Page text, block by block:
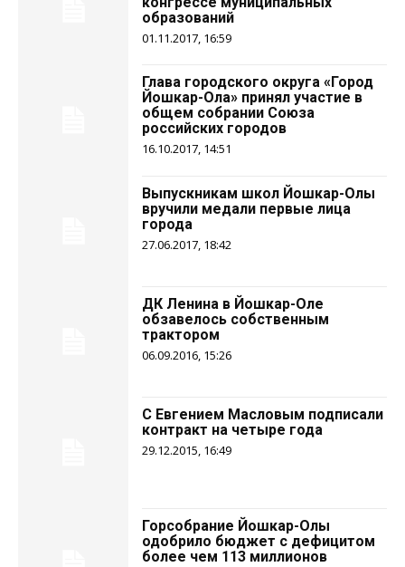
образований
01.11.2017, 16:59
Глава городского округа «Город
Йошкар-Ола» принял участие в
общем собрании Союза
российских городов
16.10.2017, 14:51
Выпускникам школ Йошкар-Олы
вручили медали первые лица
города
27.06.2017, 18:42
ДК Ленина в Йошкар-Оле
обзавелось собственным
трактором
06.09.2016, 15:26
С Евгением Масловым подписали
контракт на четыре года
29.12.2015, 16:49
Горсобрание Йошкар-Олы
одобрило бюджет с дефицитом
более чем 113 миллионов